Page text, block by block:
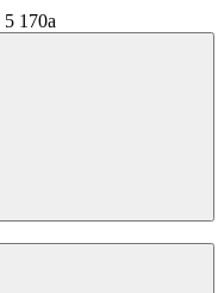
5 170a